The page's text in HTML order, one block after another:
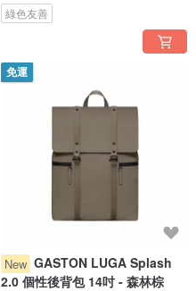
綠色友善
免運
New GASTON LUGA Splash
2.0 個性後背包 14吋 - 森林棕